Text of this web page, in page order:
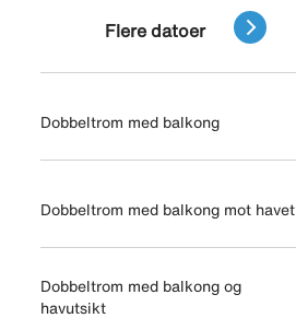
Flere datoer
Dobbeltrom med balkong
Dobbeltrom med balkong mot havet
Dobbeltrom med balkong og
havutsikt